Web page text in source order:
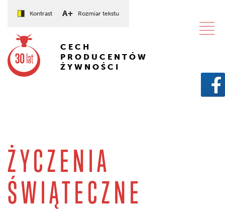
Kontrast A+ Rozmiar tekstu
CECH
PRODUCENTÓW
ŻYWNOŚCI
ŻYCZENIA
ŚWIĄTECZNE